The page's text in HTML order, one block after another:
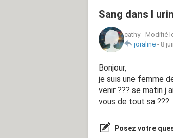
Sang dans l
cathy- Modifié
joraline - 8
Bonjour,
je suis une femme
venir ??? se matin j
vous de tout sa ???
Posez votre